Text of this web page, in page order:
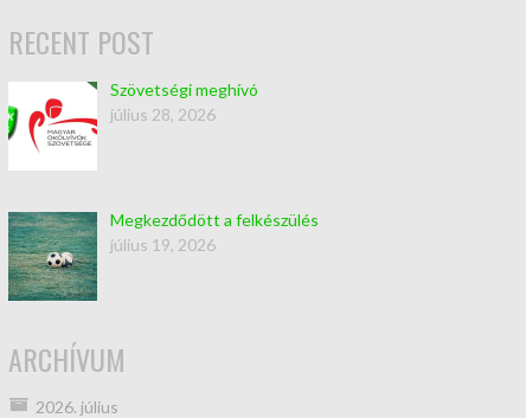
RECENT POST
Szövetségi meghívó
július 28, 2026
Megkezdődött a felkészülés
július 19, 2026
ARCHÍVUM
2026. július